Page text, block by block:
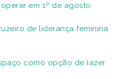
em 1º de agosto
de liderança feminina
como opção de lazer